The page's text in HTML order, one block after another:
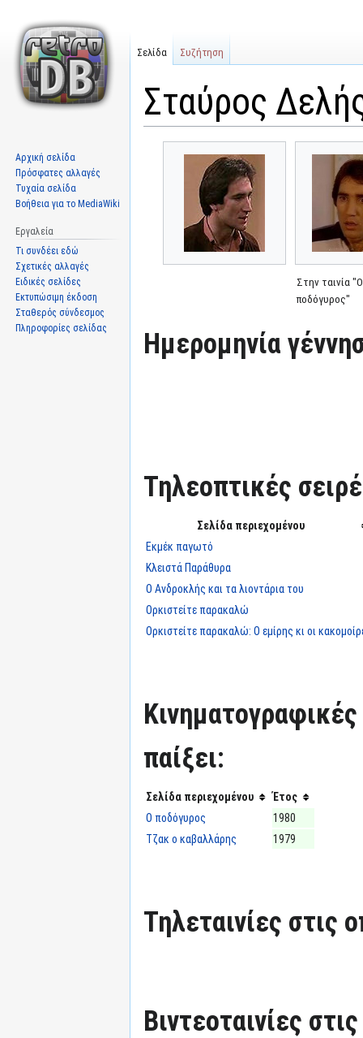
Σταύρος
Στην ταινία "Ο
ποδόγυρος"
Ημερομηνία
Τηλεοπτικές
Σελίδα περιεχομένου
Εκμέκ παγωτό
Κλειστά Παράθυρα
Ο Ανδροκλής και τα λιοντάρια του
Ορκιστείτε παρακαλώ
Ορκιστείτε παρακαλώ: Ο εμίρης κι οι
Κινηματογραφικές
παίξει:
Σελίδα περιεχομένου
Έτος
Ο ποδόγυρος
1980
Τζακ ο καβαλλάρης
1979
Τηλεταινίες στις
Βιντεοταινίες
Σελίδα Συζήτηση
Αρχική σελίδα
Πρόσφατες αλλαγές
Τυχαία σελίδα
Βοήθεια για το MediaWiki
Εργαλεία
Τι συνδέει εδώ
Σχετικές αλλαγές
Ειδικές σελίδες
Εκτυπώσιμη έκδοση
Σταθερός σύνδεσμος
Πληροφορίες σελίδας